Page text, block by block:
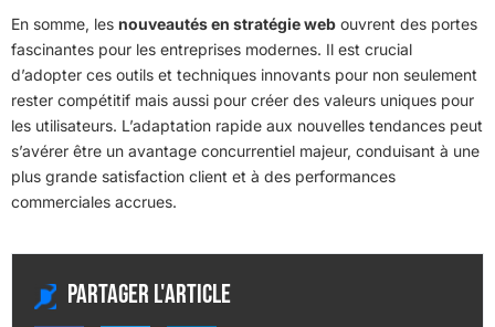
En somme, les nouveautés en stratégie web ouvrent des portes
fascinantes pour les entreprises modernes. Il est crucial
d’adopter ces outils et techniques innovants pour non seulement
rester compétitif mais aussi pour créer des valeurs uniques pour
les utilisateurs. L’adaptation rapide aux nouvelles tendances peut
s’avérer être un avantage concurrentiel majeur, conduisant à une
plus grande satisfaction client et à des performances
commerciales accrues.
Partager l'article